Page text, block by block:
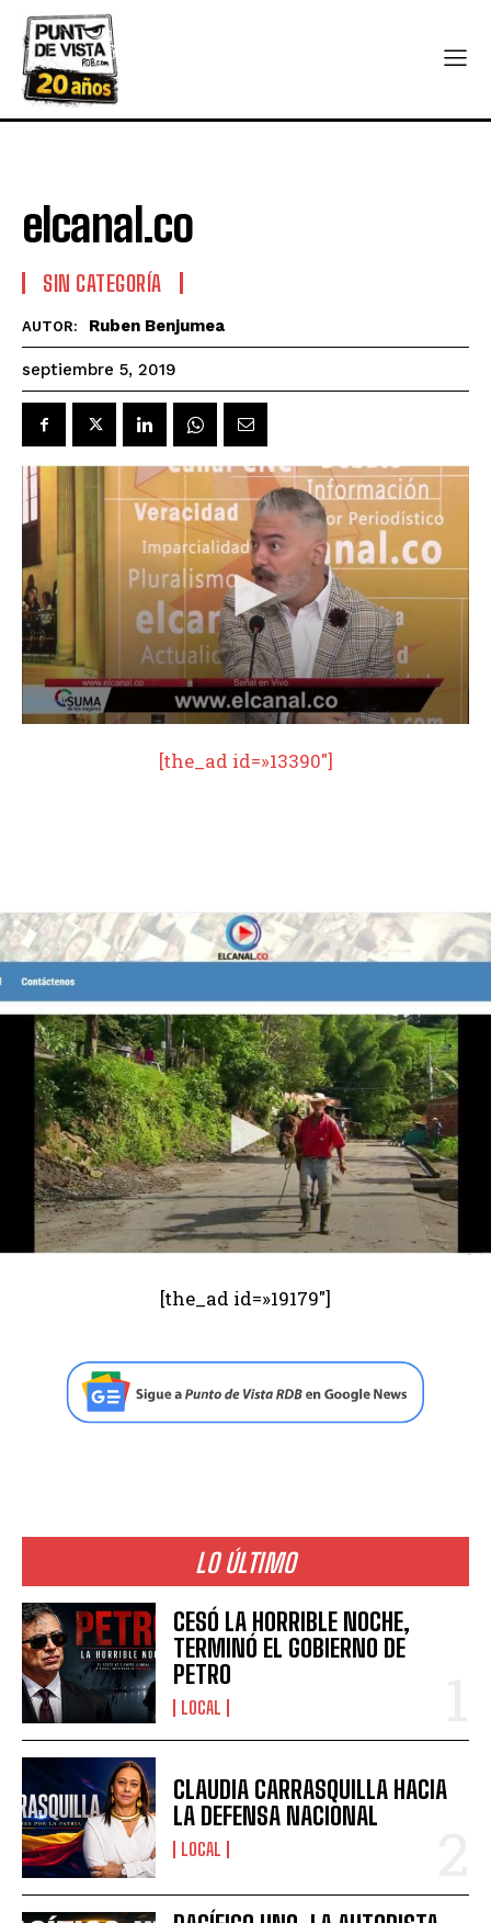
elcanal.co
SIN CATEGORÍA
AUTOR: Ruben Benjumea
septiembre 5, 2019
[the_ad id=»13390″]
[the_ad id=»19179″]
LO ÚLTIMO
CESÓ LA HORRIBLE NOCHE,
TERMINÓ EL GOBIERNO DE
PETRO
LOCAL
CLAUDIA CARRASQUILLA HACIA
LA DEFENSA NACIONAL
LOCAL